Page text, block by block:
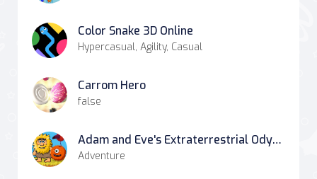
Color Snake 3D Online
Hypercasual, Agility, Casual
Carrom Hero
false
Adam and Eve's Extraterrestrial Odyssey
Adventure